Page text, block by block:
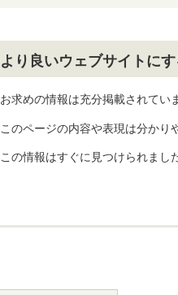
より良いウェブサイトに
お求めの情報は充分掲載されてい
このページの内容や表現は分かり
この情報はすぐに見つけられまし